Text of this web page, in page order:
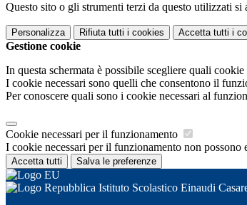
Questo sito o gli strumenti terzi da questo utilizzati
Personalizza Rifiuta tutti i cookies Accetta tutti i
Gestione cookie
In questa schermata è possibile scegliere quali cookie
I cookie necessari sono quelli che consentono il
Per conoscere quali sono i cookie necessari al
Cookie necessari per il funzionamento
I cookie necessari per il funzionamento non
Accetta tutti Salva le preferenze
Istituto Scolastico Einaudi